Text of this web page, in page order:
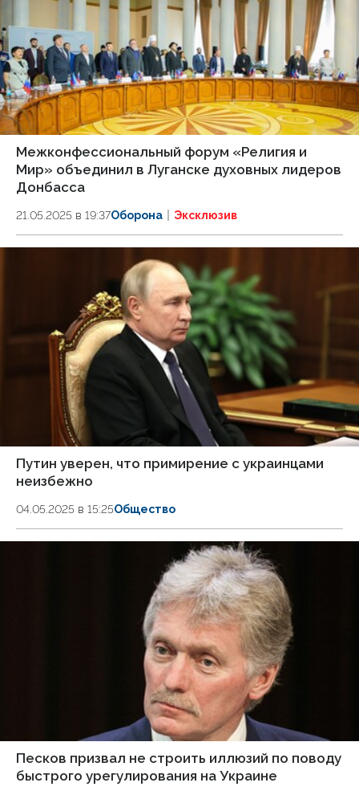
Межконфессиональный форум «Религия и
Мир» объединил в Луганске духовных лидеров
Донбасса
21.05.2025 в 19:37Оборона Эксклюзив
Путин уверен, что примирение с украинцами
неизбежно
04.05.2025 в 15:25Общество
Песков призвал не строить иллюзий по поводу
быстрого урегулирования на Украине